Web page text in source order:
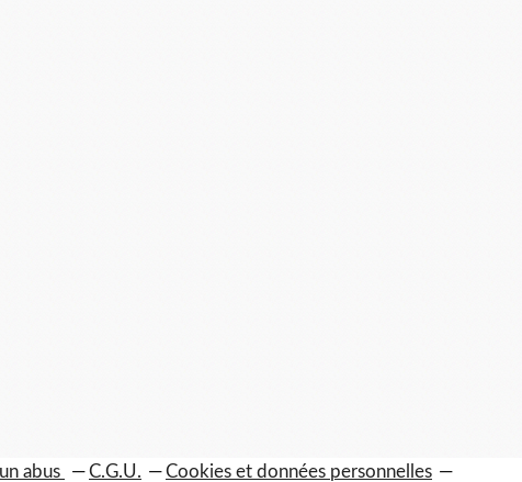
abus C.G.U. Cookies et données personnelles